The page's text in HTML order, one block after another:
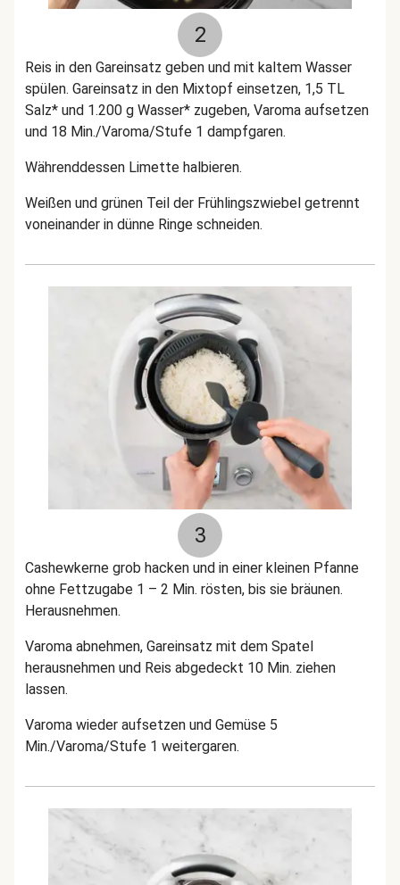
2
Reis in den Gareinsatz geben und mit kaltem Wasser
spülen. Gareinsatz in den Mixtopf einsetzen, 1,5 TL
Salz* und 1.200 g Wasser* zugeben, Varoma aufsetzen
und 18 Min./Varoma/Stufe 1 dampfgaren.
Währenddessen Limette halbieren.
Weißen und grünen Teil der Frühlingszwiebel getrennt
voneinander in dünne Ringe schneiden.
3
Cashewkerne grob hacken und in einer kleinen Pfanne
ohne Fettzugabe 1 – 2 Min. rösten, bis sie bräunen.
Herausnehmen.
Varoma abnehmen, Gareinsatz mit dem Spatel
herausnehmen und Reis abgedeckt 10 Min. ziehen
lassen.
Varoma wieder aufsetzen und Gemüse 5
Min./Varoma/Stufe 1 weitergaren.